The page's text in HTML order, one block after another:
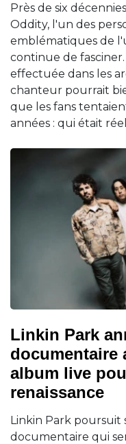
Près de six
Oddity, l'un des
emblématiques de
continue de
effectuée dans les
chanteur pourrait
que les fans
années : qui était
Linkin Park
documentaire
album live
renaissance
Linkin Park poursuit
documentaire qui